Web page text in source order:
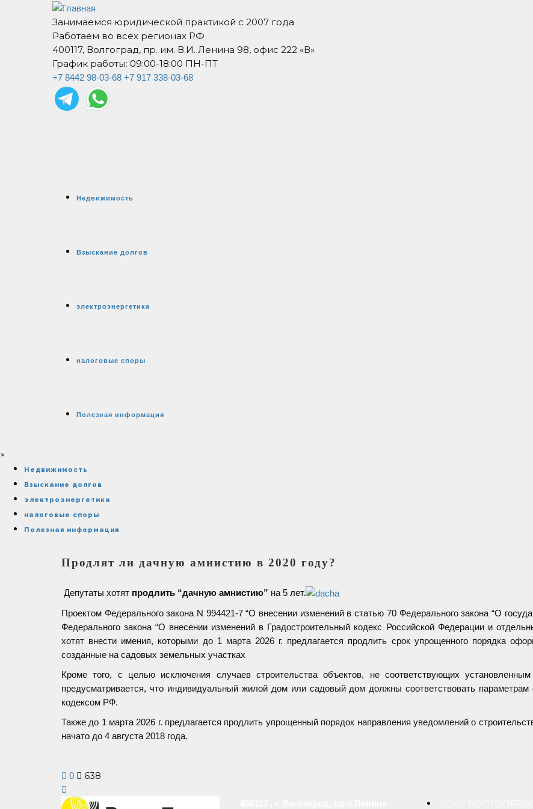
Занимаемся юридической практикой с 2007 года
Работаем во всех регионах РФ
400117, Волгоград, пр. им. В.И. Ленина 98, офис 222 «В»
График работы: 09:00-18:00 ПН-ПТ
+7 8442 98-03-68 +7 917 338-03-68
Недвижимость
Взыскание долгов
электроэнергетика
налоговые споры
Полезная информация
×
Недвижимость
Взыскание долгов
электроэнергетика
налоговые споры
Полезная информация
Продлят ли дачную амнистию в 2020 году?
Депутаты хотят продлить “дачную амнистию” на 5 лет.
Проектом Федерального закона N 994421-7 “О внесении изменений в статью 70 Федерального закона “О
Федерального закона “О внесении изменений в Градостроительный кодекс Российской Федерации и
хотят внести имения, которыми до 1 марта 2026 г. предлагается продлить срок упрощенного порядка
созданные на садовых земельных участках
Кроме того, с целью исключения случаев строительства объектов, не соответствующих
предусматривается, что индивидуальный жилой дом или садовый дом должны соответствовать
кодексом РФ.
Также до 1 марта 2026 г. предлагается продлить упрощенный порядок направления уведомлений о
начато до 4 августа 2018 года.
0 638